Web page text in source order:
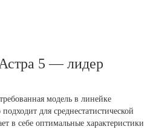
5 — лидер
модель в линейке
для среднестатистической
в себе оптимальные характеристики